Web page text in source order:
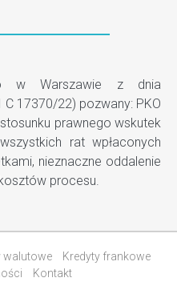
w Warszawie z dnia
17370/22) pozwany: PKO
prawnego wskutek
rat wpłaconych
nieznaczne oddalenie
procesu.
walutowe
Kredyty frankowe
Kontakt